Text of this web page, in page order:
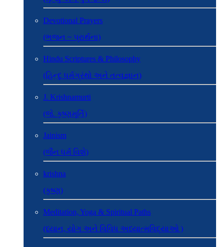
Devotional Prayers
(ભજન ~ પ્રાર્થના)
Hindu Scriptures & Philosophy
(હિન્દુ ધર્મગ્રંથો અને તત્વજ્ઞાન)
J. Krishnamurti
(જે. કૃષ્ણમૂર્તિ)
Jainism
(જૈન ધર્મ વિશે)
krishna
(કૃષ્ણ)
Meditation, Yoga & Spiritual Paths
(ધ્યાન, યોગ અને વિવિધ અધ્યાત્મવિદ્યાઓ )